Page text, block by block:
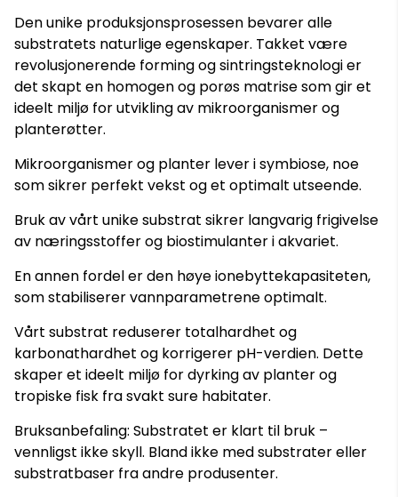
Den unike produksjonsprosessen bevarer alle
substratets naturlige egenskaper. Takket være
revolusjonerende forming og sintringsteknologi er
det skapt en homogen og porøs matrise som gir et
ideelt miljø for utvikling av mikroorganismer og
planterøtter.
Mikroorganismer og planter lever i symbiose, noe
som sikrer perfekt vekst og et optimalt utseende.
Bruk av vårt unike substrat sikrer langvarig frigivelse
av næringsstoffer og biostimulanter i akvariet.
En annen fordel er den høye ionebyttekapasiteten,
som stabiliserer vannparametrene optimalt.
Vårt substrat reduserer totalhardhet og
karbonathardhet og korrigerer pH-verdien. Dette
skaper et ideelt miljø for dyrking av planter og
tropiske fisk fra svakt sure habitater.
Bruksanbefaling: Substratet er klart til bruk –
vennligst ikke skyll. Bland ikke med substrater eller
substratbaser fra andre produsenter.